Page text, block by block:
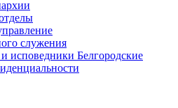
служения
исповедники Белгородские